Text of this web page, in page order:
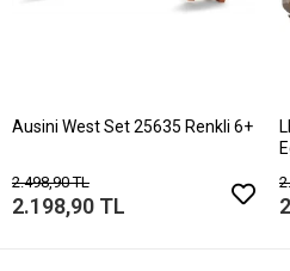
Ausini West Set 25635 Renkli 6+
2.498,90 TL
2.198,90 TL